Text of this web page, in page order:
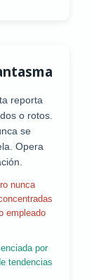
reporta
o rotos.
se
Opera
nunca
empleado
por
tendencias